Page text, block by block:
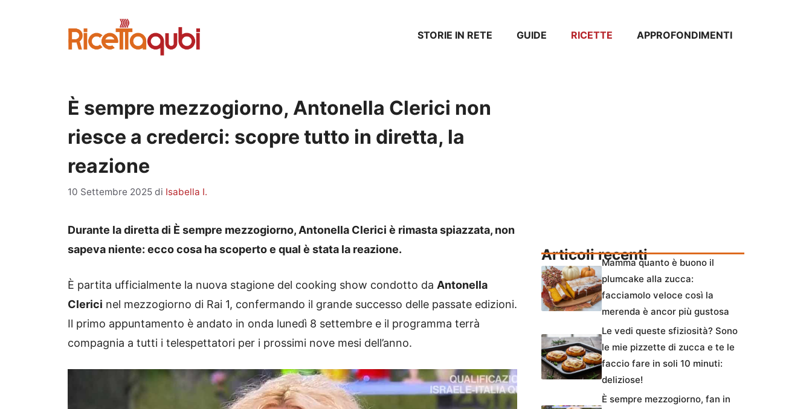
STORIE IN RETE GUIDE RICETTE APPROFONDIMENTI
È sempre mezzogiorno, Antonella Clerici non
riesce a crederci: scopre tutto in diretta, la
reazione
10 Settembre 2025 di Isabella I.
Durante la diretta di È sempre mezzogiorno, Antonella Clerici è rimasta spiazzata, non
sapeva niente: ecco cosa ha scoperto e qual è stata la reazione.
È partita ufficialmente la nuova stagione del cooking show condotto da Antonella
Clerici nel mezzogiorno di Rai 1, confermando il grande successo delle passate edizioni.
Il primo appuntamento è andato in onda lunedì 8 settembre e il programma terrà
compagnia a tutti i telespettatori per i prossimi nove mesi dell’anno.
Articoli recentiMamma quanto è buono il
plumcake alla zucca:
facciamolo veloce così la
merenda è ancor più gustosa
Le vedi queste sfiziosità? Sono
le mie pizzette di zucca e te le
faccio fare in soli 10 minuti:
deliziose!
È sempre mezzogiorno, fan in